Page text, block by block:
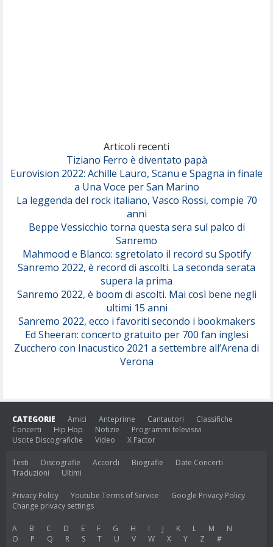
Serenamente
Articoli recenti
Tiziano Ferro è diventato papà
Eurovision 2022: Achille Lauro, Scanu e Spagna in finale
a Una Voce per San Marino
La leggenda del rock italiano, Vasco Rossi, compie 70
anni
Beppe Vessicchio torna questa sera sul palco di
Sanremo
Mahmood e Blanco: sgretolato il record su Spotify
Sanremo 2022, è record di ascolti. La seconda serata
supera la prima
Sanremo 2022, è boom di ascolti. Mai così bene negli
ultimi 15 anni
Sanremo 2022, ecco i favoriti secondo i bookmakers
Ed Sheeran: concerto gratuito per 700 fan inglesi
Zucchero con Inacustico 2021 a settembre all’Arena di
Verona
CATEGORIE Amici Anteprime Cantautori
Classifiche
Concerti
Hip Hop Notizie
Programmi televisivi
Uscite Discografiche
Video X Factor
Testi Discografie Accordi Biografie
Date Concerti
Traduzioni
Ultimi
Privacy Policy Youtube Terms of Service
Google Privacy Policy
Change privacy settings
A B C D E F G H I J K L M
N
O
P Q R S T U V W X Y Z #